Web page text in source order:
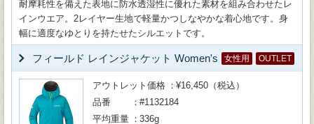
耐摩耗性を備えた表地に防水透湿性に優れた素材を組み合わせたレ
インウエア。2レイヤー生地で軽量かつしなやかな着心地です。身
幅に適度なゆとりを持たせたシルエットです。
フィールド レインジャケット Women's 女性用 OUTLET
アウトレット価格
¥16,450（税込）
品番
#1132184
平均重量
336g